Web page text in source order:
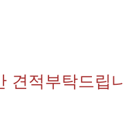
견적부탁드립니